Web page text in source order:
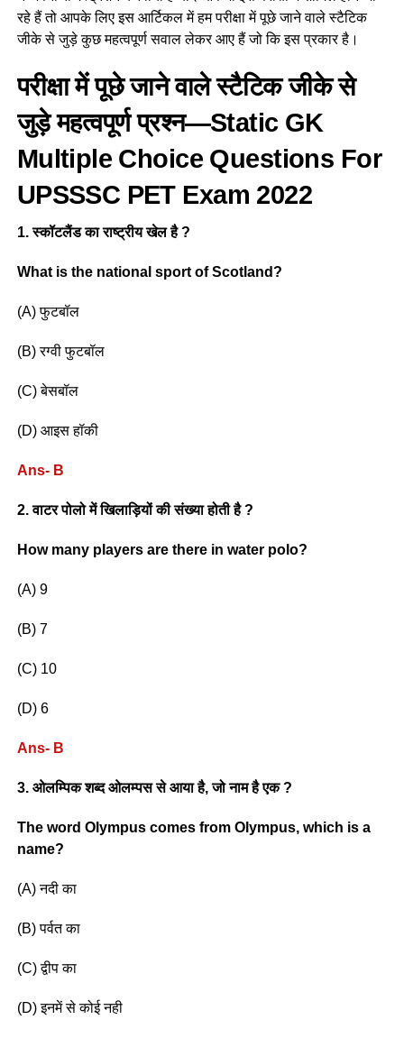
रहे हैं तो आपके लिए इस आर्टिकल में हम परीक्षा में पूछे जाने वाले स्टैटिक
जीके से जुड़े कुछ महत्वपूर्ण सवाल लेकर आए हैं जो कि इस प्रकार है।
परीक्षा में पूछे जाने वाले स्टैटिक जीके से
जुड़े महत्वपूर्ण प्रश्न—Static GK
Multiple Choice Questions For
UPSSSC PET Exam 2022
1. स्कॉटलैंड का राष्ट्रीय खेल है ?
What is the national sport of Scotland?
(A) फुटबॉल
(B) रग्वी फुटबॉल
(C) बेसबॉल
(D) आइस हॉकी
Ans- B
2. वाटर पोलो में खिलाड़ियों की संख्या होती है ?
How many players are there in water polo?
(A) 9
(B) 7
(C) 10
(D) 6
Ans- B
3. ओलम्पिक शब्द ओलम्पस से आया है, जो नाम है एक ?
The word Olympus comes from Olympus, which is a
name?
(A) नदी का
(B) पर्वत का
(C) द्वीप का
(D) इनमें से कोई नही